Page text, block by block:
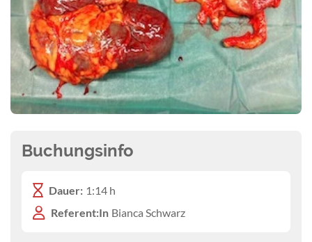
Buchungsinfo
Dauer: 1:14 h
Referent:In Bianca Schwarz